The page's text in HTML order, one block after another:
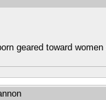
geared toward